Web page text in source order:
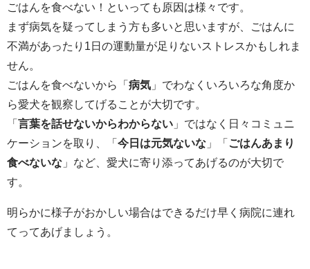
ごはんを食べない！といっても原因は様々です。
まず病気を疑ってしまう方も多いと思いますが、ごはんに
不満があったり1日の運動量が足りないストレスかもしれま
せん。
ごはんを食べないから「 病気 」でわなくいろいろな角度か
ら愛犬を観察してげることが大切です。
「 言葉を話せないからわからない 」ではなく日々コミュニ
ケーションを取り、「 今日は元気ないな 」「 ごはんあまり
食べないな 」など、愛犬に寄り添ってあげるのが大切で
す。
明らかに様子がおかしい場合はできるだけ早く病院に連れ
てってあげましょう。